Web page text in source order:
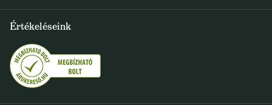
Egyetértek a hírlevél elküldésével
Értékeléseink